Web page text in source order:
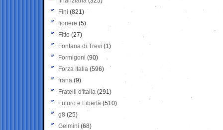
Fini (821)
fioriere (5)
Fitto (27)
Fontana di Trevi (1)
Formigoni (90)
Forza Italia (596)
frana (9)
Fratelli d'Italia (291)
Futuro e Libertà (510)
g8 (25)
Gelmini (68)